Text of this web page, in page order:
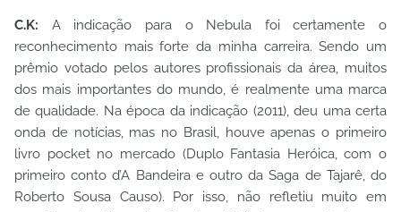
C.K: A indicação para o Nebula foi certamente o
reconhecimento mais forte da minha carreira. Sendo um
prêmio votado pelos autores profissionais da área, muitos
dos mais importantes do mundo, é realmente uma marca
de qualidade. Na época da indicação (2011), deu uma certa
onda de notícias, mas no Brasil, houve apenas o primeiro
livro pocket no mercado (Duplo Fantasia Heróica, com o
primeiro conto d’A Bandeira e outro da Saga de Tajarê, do
Roberto Sousa Causo). Por isso, não refletiu muito em